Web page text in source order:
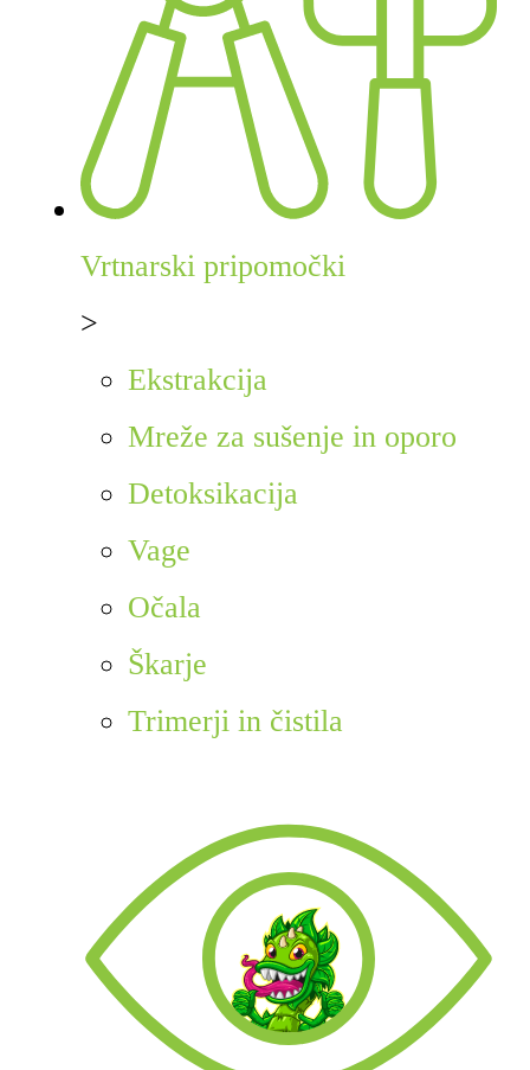
Vrtnarski pripomočki
>
Ekstrakcija
Mreže za sušenje in oporo
Detoksikacija
Vage
Očala
Škarje
Trimerji in čistila